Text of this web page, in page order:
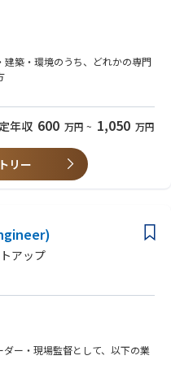
業務をお任せします。
設備の維持管理を担当します。
加えて改善に向けた取り組みを
全計画の策定、点検スケジュール
クリーンルーム含む）、電気設
理装置などの点検・記録・改善
視点での改善や効率化を推進し
分析、設備運転データの収集、
算管理）、IT（システム導入検
横断業務。
建築・環境のうち、どれかの専門
方
迎します
主任技術者
方
改修工事に関する発注経験があ
年収 600 万円 ~ 1,050 万円
リー
アップ
ー・現場監督として、以下の業